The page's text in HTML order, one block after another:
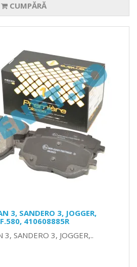
CUMPĂRĂ
3, SANDERO 3, JOGGER,
410608885R
SANDERO 3, JOGGER,..